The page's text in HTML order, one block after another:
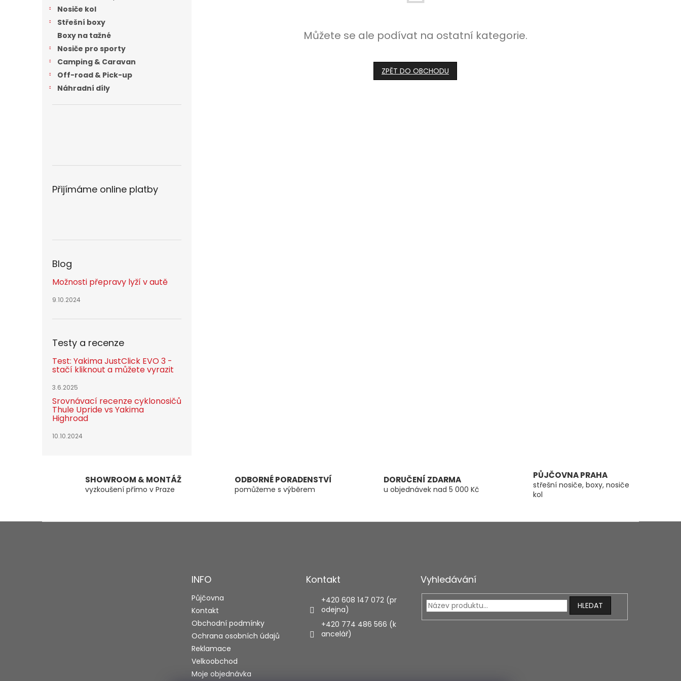
Nosiče kol
Střešní boxy
Boxy na tažné
Nosiče pro sporty
Camping & Caravan
Off-road & Pick-up
Náhradní díly
Přijímáme online platby
Blog
Možnosti přepravy lyží v autě
9.10.2024
Testy a recenze
Test: Yakima JustClick EVO 3 -
stačí kliknout a můžete vyrazit
3.6.2025
Srovnávací recenze cyklonosičů
Thule Upride vs Yakima
Highroad
10.10.2024
Můžete se ale podívat na ostatní kategorie.
ZPĚT DO OBCHODU
SHOWROOM & MONTÁŽ
vyzkoušení přímo v Praze
ODBORNÉ PORADENSTVÍ
pomůžeme s výběrem
DORUČENÍ ZDARMA
u objednávek nad 5 000 Kč
PŮJČOVNA PRAHA
střešní nosiče, boxy, nosiče
kol
INFO
Půjčovna
Kontakt
Obchodní podmínky
Ochrana osobních údajů
Reklamace
Velkoobchod
Moje objednávka
Kontakt
+420 608 147 072 (pr
odejna)
+420 774 486 566 (k
ancelář)
Vyhledávání
HLEDAT